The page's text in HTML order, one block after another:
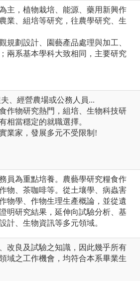
主，植物栽培、能源、藥用新興作
業、組培等研究，往農學研究、生
規劃設計、園藝產品處理與加工、
兩系基本學科大致相同，主要研究
、經營農場或公務人員...
作物研究熱門，組培、生物科技研
相當穩定的就職選擇。
業家，發展多元不受限制!
員為重點培養。農藝學研究糧食作
物、茶咖啡等。從土壤學、病蟲害
物學、作物生理生產概論，並從遺
明研究結果，延伸向試驗分析、基
計、生物資訊等多元領域。
改良及試驗之知識，因此幾乎所有
域之工作機會，均符合本系畢業生